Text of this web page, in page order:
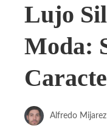
Lujo
Moda:
Alfredo Mijarez